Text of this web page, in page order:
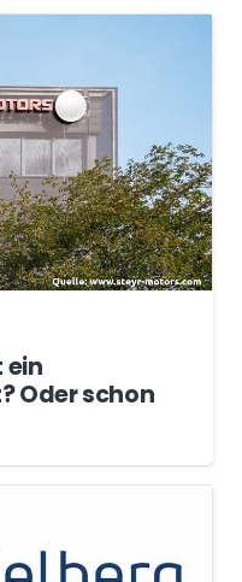
ein
Oder schon